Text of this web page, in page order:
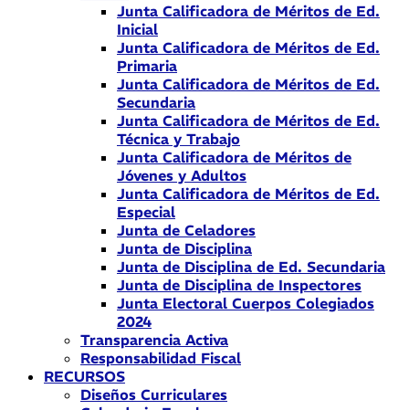
Junta Calificadora de Méritos de Ed.
Inicial
Junta Calificadora de Méritos de Ed.
Primaria
Junta Calificadora de Méritos de Ed.
Secundaria
Junta Calificadora de Méritos de Ed.
Técnica y Trabajo
Junta Calificadora de Méritos de
Jóvenes y Adultos
Junta Calificadora de Méritos de Ed.
Especial
Junta de Celadores
Junta de Disciplina
Junta de Disciplina de Ed. Secundaria
Junta de Disciplina de Inspectores
Junta Electoral Cuerpos Colegiados
2024
Transparencia Activa
Responsabilidad Fiscal
RECURSOS
Diseños Curriculares